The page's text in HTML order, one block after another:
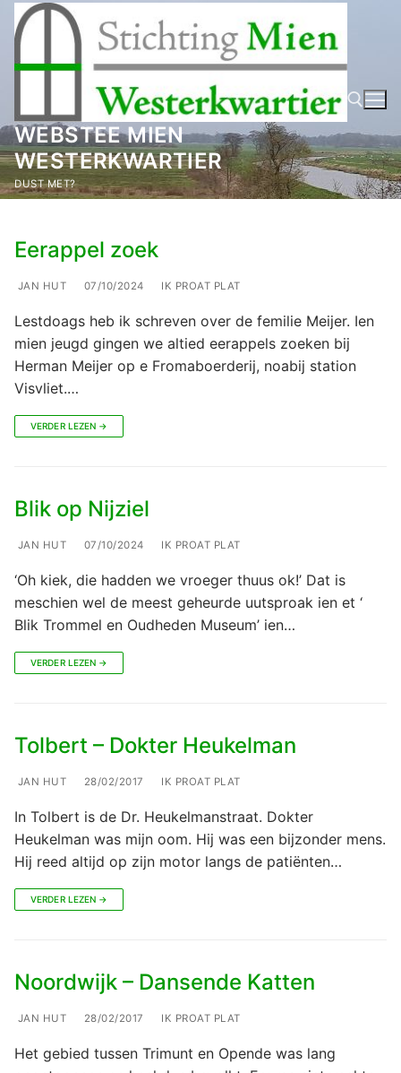
naar
inhoud
WEBSTEE MIEN
WESTERKWARTIER
DUST MET? Zoeken naar:
Eerappel zoek
JAN HUT 07/10/2024 IK PROAT PLAT
Lestdoags heb ik schreven over de femilie Meijer. Ien
mien jeugd gingen we altied eerappels zoeken bij
Herman Meijer op e Fromaboerderij, noabij station
Visvliet.…
VERDER LEZEN →
Blik op Nijziel
JAN HUT 07/10/2024 IK PROAT PLAT
‘Oh kiek, die hadden we vroeger thuus ok!’ Dat is
meschien wel de meest geheurde uutsproak ien et ‘
Blik Trommel en Oudheden Museum’ ien…
VERDER LEZEN →
Tolbert – Dokter Heukelman
JAN HUT 28/02/2017 IK PROAT PLAT
In Tolbert is de Dr. Heukelmanstraat. Dokter
Heukelman was mijn oom. Hij was een bijzonder mens.
Hij reed altijd op zijn motor langs de patiënten…
VERDER LEZEN →
Noordwijk – Dansende Katten
JAN HUT 28/02/2017 IK PROAT PLAT
Het gebied tussen Trimunt en Opende was lang